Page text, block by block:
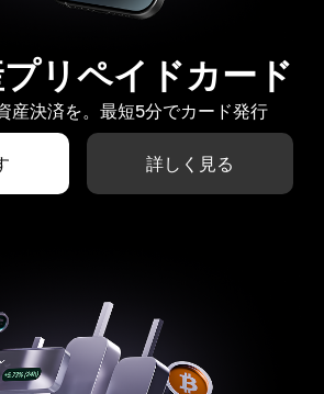
リペイドカード
産決済を。最短5分でカード発行
詳しく見る